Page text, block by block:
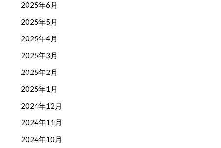
2025年6月
2025年5月
2025年4月
2025年3月
2025年2月
2025年1月
2024年12月
2024年11月
2024年10月